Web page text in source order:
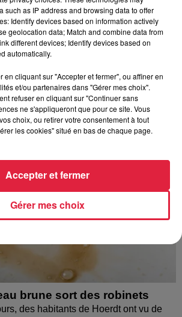
brune sort des robinets
des habitants de Hoerdt ont vu de
such as IP address and browsing data to offer
Identify devices based on information actively
geolocation data; Match and combine data from
different devices; Identify devices based on
automatically.
en cliquant sur "Accepter et fermer", ou affiner en
et/ou partenaires dans "Gérer mes choix".
refuser en cliquant sur "Continuer sans
ne s'appliqueront que pour ce site. Vous
choix, ou retirer votre consentement à tout
les cookies" situé en bas de chaque page.
Gérer mes choix
Accepter et fermer